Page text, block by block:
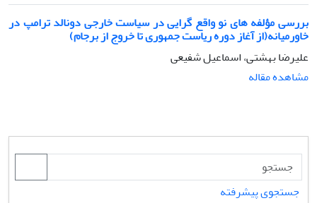
بررسی مؤلفه های نو واقع گرایی در سیاست خارجی دونالد ترامپ در
خاورمیانه(از آغاز دوره ریاست جمهوری تا خروج از برجام)
علیرضا بهشتی، اسماعیل شفیعی
مشاهده مقاله
جستجوی پیشرفته